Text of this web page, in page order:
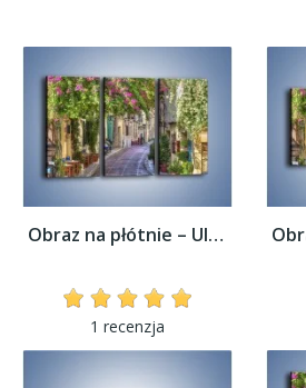
Obraz na płótnie – Uliczka w historycznej...
1 recenzja